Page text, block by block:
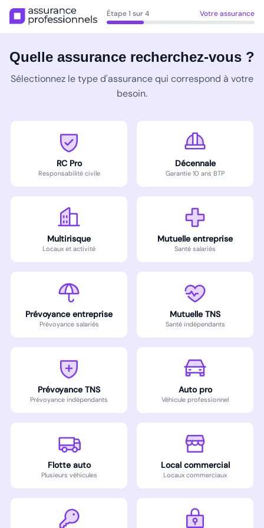
Étape 1 sur 4 Votre assurance
Quelle assurance recherchez-vous ?
Sélectionnez le type d'assurance qui correspond à votre
besoin.
RC Pro
Responsabilité civile
Décennale
Garantie 10 ans BTP
Multirisque
Locaux et activité
Mutuelle entreprise
Santé salariés
Prévoyance entreprise
Prévoyance salariés
Mutuelle TNS
Santé indépendants
Prévoyance TNS
Prévoyance indépendants
Auto pro
Véhicule professionnel
Flotte auto
Plusieurs véhicules
Local commercial
Locaux commerciaux